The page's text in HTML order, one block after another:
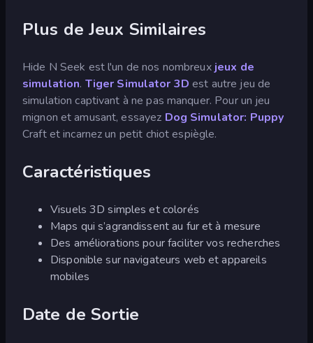
Plus de Jeux Similaires
Hide N Seek est l'un de nos nombreux jeux de
simulation. Tiger Simulator 3D est autre jeu de
simulation captivant à ne pas manquer. Pour un jeu
mignon et amusant, essayez Dog Simulator: Puppy
Craft et incarnez un petit chiot espiègle.
Caractéristiques
Visuels 3D simples et colorés
Maps qui s’agrandissent au fur et à mesure
Des améliorations pour faciliter vos recherches
Disponible sur navigateurs web et appareils
mobiles
Date de Sortie